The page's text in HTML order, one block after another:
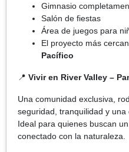
Gimnasio
Salón de fiestas
Área de juegos para
El proyecto más
Pacífico
📍 Vivir en River Valley –
Una comunidad exclusiva,
seguridad, tranquilidad y una
Ideal para quienes buscan
conectado con la naturaleza.